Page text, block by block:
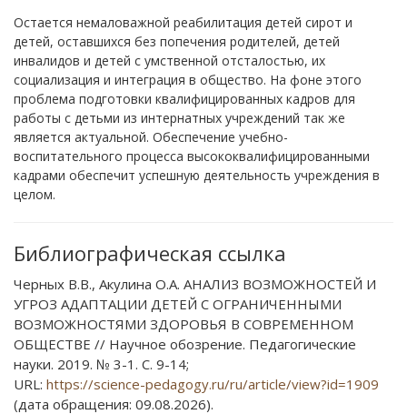
Остается немаловажной реабилитация детей сирот и
детей, оставшихся без попечения родителей, детей
инвалидов и детей с умственной отсталостью, их
социализация и интеграция в общество. На фоне этого
проблема подготовки квалифицированных кадров для
работы с детьми из интернатных учреждений так же
является актуальной. Обеспечение учебно-
воспитательного процесса высококвалифицированными
кадрами обеспечит успешную деятельность учреждения в
целом.
Библиографическая ссылка
Черных В.В., Акулина О.А. АНАЛИЗ ВОЗМОЖНОСТЕЙ И
УГРОЗ АДАПТАЦИИ ДЕТЕЙ С ОГРАНИЧЕННЫМИ
ВОЗМОЖНОСТЯМИ ЗДОРОВЬЯ В СОВРЕМЕННОМ
ОБЩЕСТВЕ // Научное обозрение. Педагогические
науки. 2019. № 3-1. С. 9-14;
URL: https://science-pedagogy.ru/ru/article/view?id=1909
(дата обращения: 09.08.2026).